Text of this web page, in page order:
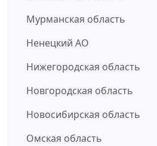
Мурманская область
Ненецкий АО
Нижегородская область
Новгородская область
Новосибирская область
Омская область